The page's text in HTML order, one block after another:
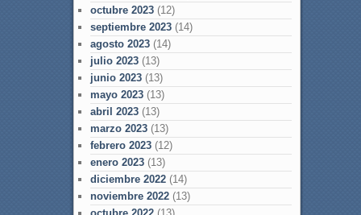
octubre 2023(12)
septiembre 2023(14)
agosto 2023(14)
julio 2023(13)
junio 2023(13)
mayo 2023(13)
abril 2023(13)
marzo 2023(13)
febrero 2023(12)
enero 2023(13)
diciembre 2022(14)
noviembre 2022(13)